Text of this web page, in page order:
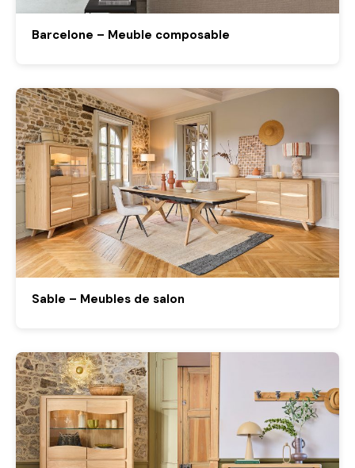
Barcelone – Meuble composable
Sable – Meubles de salon